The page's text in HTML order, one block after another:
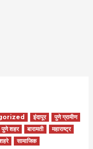
इंदापूर
पुणे ग्रामीण
पुणे शहर बारामती
महाराष्ट्र
सामाजिक